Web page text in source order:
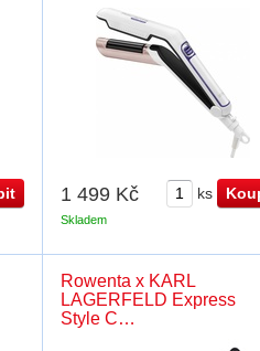
1 499 Kč ks
Skladem
Rowenta x KARL
LAGERFELD Express
Style C…